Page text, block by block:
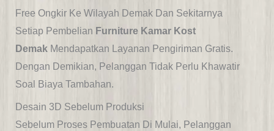
Free Ongkir Ke Wilayah Demak Dan Sekitarnya
Setiap Pembelian Furniture Kamar Kost
DemakMendapatkan Layanan Pengiriman Gratis.
Dengan Demikian, Pelanggan Tidak Perlu Khawatir
Soal Biaya Tambahan.
Desain 3D Sebelum Produksi
Sebelum Proses Pembuatan Di Mulai, Pelanggan